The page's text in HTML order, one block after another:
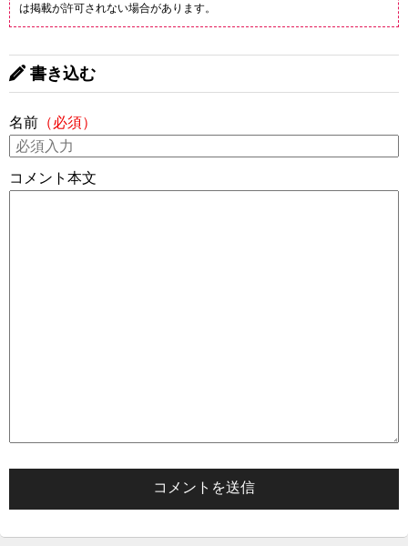
は掲載が許可されない場合があります。
書き込む
名前 （必須）
コメント本文